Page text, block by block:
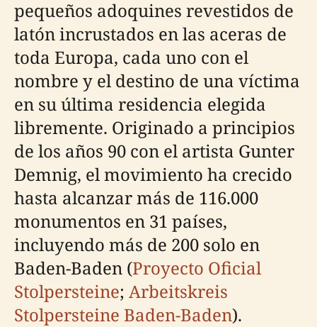
pequeños adoquines revestidos de
latón incrustados en las aceras de
toda Europa, cada uno con el
nombre y el destino de una víctima
en su última residencia elegida
libremente. Originado a principios
de los años 90 con el artista Gunter
Demnig, el movimiento ha crecido
hasta alcanzar más de 116.000
monumentos en 31 países,
incluyendo más de 200 solo en
Baden-Baden (Proyecto Oficial
Stolpersteine; Arbeitskreis
Stolpersteine Baden-Baden).